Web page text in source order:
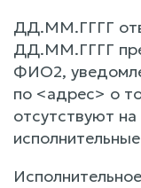
ДД.ММ.ГГГГ
ДД.ММ.ГГГГ
ФИО2,
по <адрес> о
отсутствуют